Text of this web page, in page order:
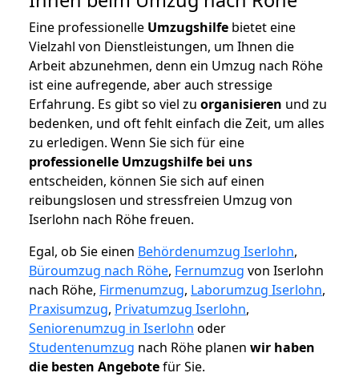
Eine professionelle Umzugshilfe bietet eine
Vielzahl von Dienstleistungen, um Ihnen die
Arbeit abzunehmen, denn ein Umzug nach Röhe
ist eine aufregende, aber auch stressige
Erfahrung. Es gibt so viel zu organisieren und zu
bedenken, und oft fehlt einfach die Zeit, um alles
zu erledigen. Wenn Sie sich für eine
professionelle Umzugshilfe bei uns
entscheiden, können Sie sich auf einen
reibungslosen und stressfreien Umzug von
Iserlohn nach Röhe freuen.
Egal, ob Sie einen Behördenumzug Iserlohn,
Büroumzug nach Röhe, Fernumzug von Iserlohn
nach Röhe, Firmenumzug, Laborumzug Iserlohn,
Praxisumzug, Privatumzug Iserlohn,
Seniorenumzug in Iserlohn oder
Studentenumzug nach Röhe planen wir haben
die besten Angebotefür Sie.